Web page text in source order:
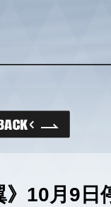
》10月9日